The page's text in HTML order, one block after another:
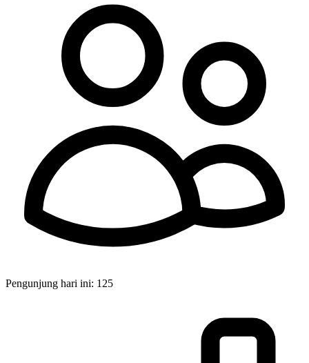
Pengunjung hari ini: 125